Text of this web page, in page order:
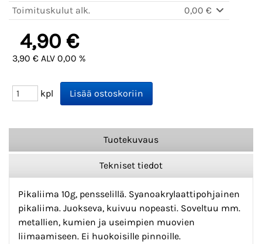
Toimituskulut alk.
0,00 €
4,90 €
3,90 € ALV 0,00 %
kpl
Tuotekuvaus
Tekniset tiedot
Pikaliima 10g, pensselillä. Syanoakrylaattipohjainen
pikaliima. Juokseva, kuivuu nopeasti. Soveltuu mm.
metallien, kumien ja useimpien muovien
liimaamiseen. Ei huokoisille pinnoille.